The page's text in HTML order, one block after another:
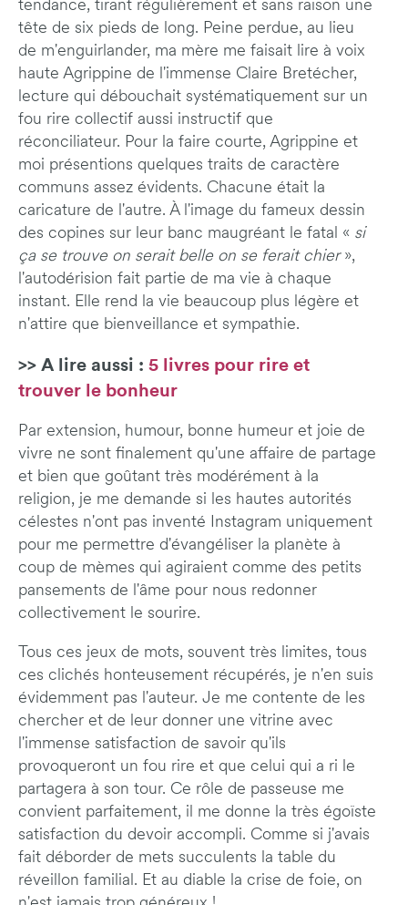
tendance, tirant régulièrement et sans raison une
tête de six pieds de long. Peine perdue, au lieu
de m'enguirlander, ma mère me faisait lire à voix
haute Agrippine de l'immense Claire Bretécher,
lecture qui débouchait systématiquement sur un
fou rire collectif aussi instructif que
réconciliateur. Pour la faire courte, Agrippine et
moi présentions quelques traits de caractère
communs assez évidents. Chacune était la
caricature de l'autre. À l'image du fameux dessin
des copines sur leur banc maugréant le fatal « si
ça se trouve on serait belle on se ferait chier »,
l'autodérision fait partie de ma vie à chaque
instant. Elle rend la vie beaucoup plus légère et
n'attire que bienveillance et sympathie.
>> A lire aussi : 5 livres pour rire et
trouver le bonheur
Par extension, humour, bonne humeur et joie de
vivre ne sont finalement qu'une affaire de partage
et bien que goûtant très modérément à la
religion, je me demande si les hautes autorités
célestes n'ont pas inventé Instagram uniquement
pour me permettre d'évangéliser la planète à
coup de mèmes qui agiraient comme des petits
pansements de l'âme pour nous redonner
collectivement le sourire.
Tous ces jeux de mots, souvent très limites, tous
ces clichés honteusement récupérés, je n'en suis
évidemment pas l'auteur. Je me contente de les
chercher et de leur donner une vitrine avec
l'immense satisfaction de savoir qu'ils
provoqueront un fou rire et que celui qui a ri le
partagera à son tour. Ce rôle de passeuse me
convient parfaitement, il me donne la très égoïste
satisfaction du devoir accompli. Comme si j'avais
fait déborder de mets succulents la table du
réveillon familial. Et au diable la crise de foie, on